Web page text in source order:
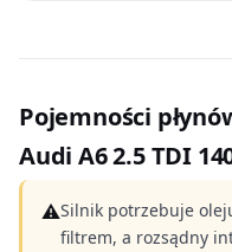
Pojemności
Audi A6 2.5 TDI
⚠Silnik potrzebuje
filtrem, a rozsądny